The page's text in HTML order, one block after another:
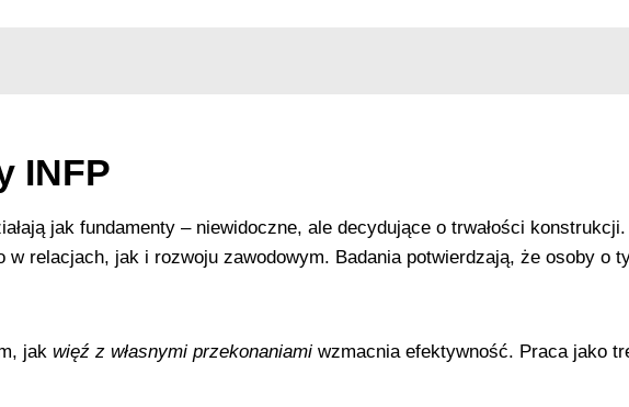
INFP
jak fundamenty – niewidoczne, ale decydujące o trwałości
w relacjach, jak i rozwoju zawodowym. Badania potwierdzają, że osoby o
jak więź z własnymi przekonaniami wzmacnia efektywność. Praca jako